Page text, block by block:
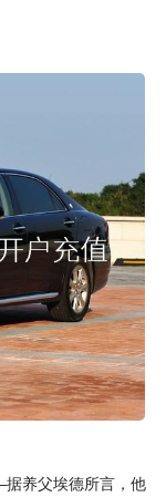
养父埃德所言，他